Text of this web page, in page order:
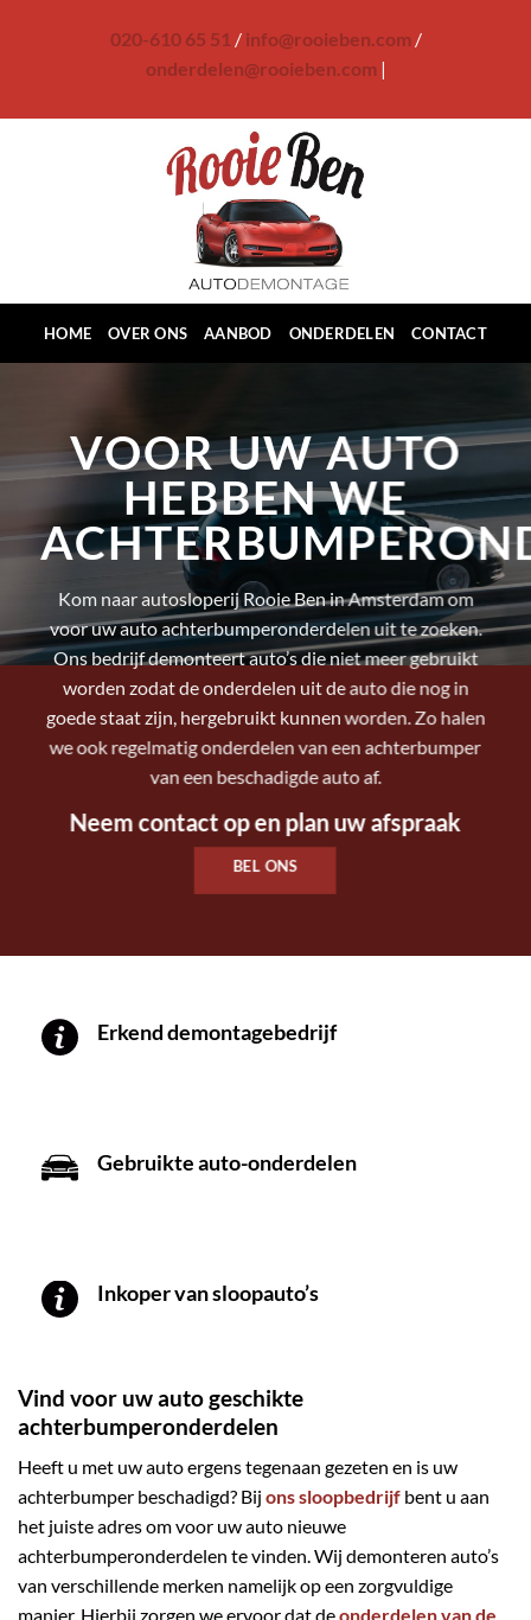
020-610 65 51 / info@rooieben.com/
onderdelen@rooieben.com|
HOME OVER ONS AANBOD ONDERDELEN CONTACT
VOOR UW AUTO
HEBBEN WE
Kom naar autosloperij Rooie Ben in Amsterdam om
voor uw auto achterbumperonderdelen uit te zoeken.
Ons bedrijf demonteert auto’s die niet meer gebruikt
worden zodat de onderdelen uit de auto die nog in
goede staat zijn, hergebruikt kunnen worden. Zo halen
we ook regelmatig onderdelen van een achterbumper
van een beschadigde auto af.
Neem contact op en plan uw afspraak
BEL ONS
Erkend demontagebedrijf
Gebruikte auto-onderdelen
Inkoper van sloopauto’s
Vind voor uw auto geschikte
achterbumperonderdelen
Heeft u met uw auto ergens tegenaan gezeten en is uw
achterbumper beschadigd? Bij ons sloopbedrijf bent u aan
het juiste adres om voor uw auto nieuwe
achterbumperonderdelen te vinden. Wij demonteren auto’s
van verschillende merken namelijk op een zorgvuldige
manier. Hierbij zorgen we ervoor dat deonderdelen van de